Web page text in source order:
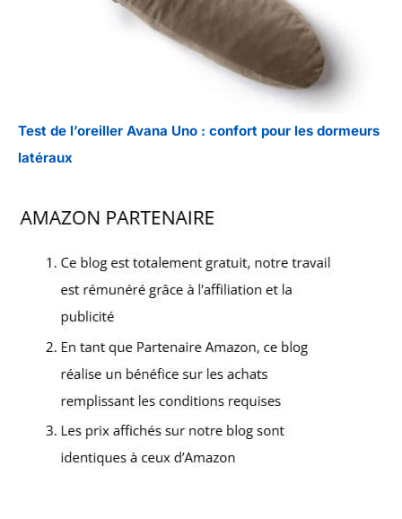
Test de l’oreiller Avana Uno : confort pour les dormeurs
latéraux